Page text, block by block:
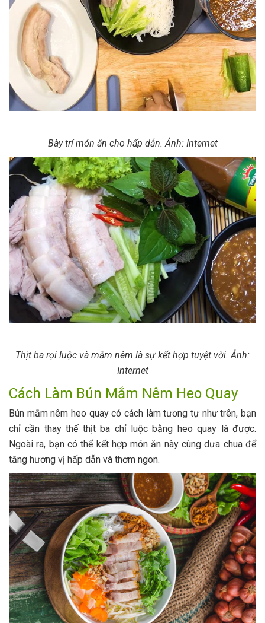
Bày trí món ăn cho hấp dẫn. Ảnh: Internet
Thịt ba rọi luộc và mắm nêm là sự kết hợp tuyệt vời. Ảnh:
Internet
Cách Làm Bún Mắm Nêm Heo Quay
Bún mắm nêm heo quay có cách làm tương tự như trên, bạn
chỉ cần thay thế thịt ba chỉ luộc bằng heo quay là được.
Ngoài ra, bạn có thể kết hợp món ăn này cùng dưa chua để
tăng hương vị hấp dẫn và thơm ngon.